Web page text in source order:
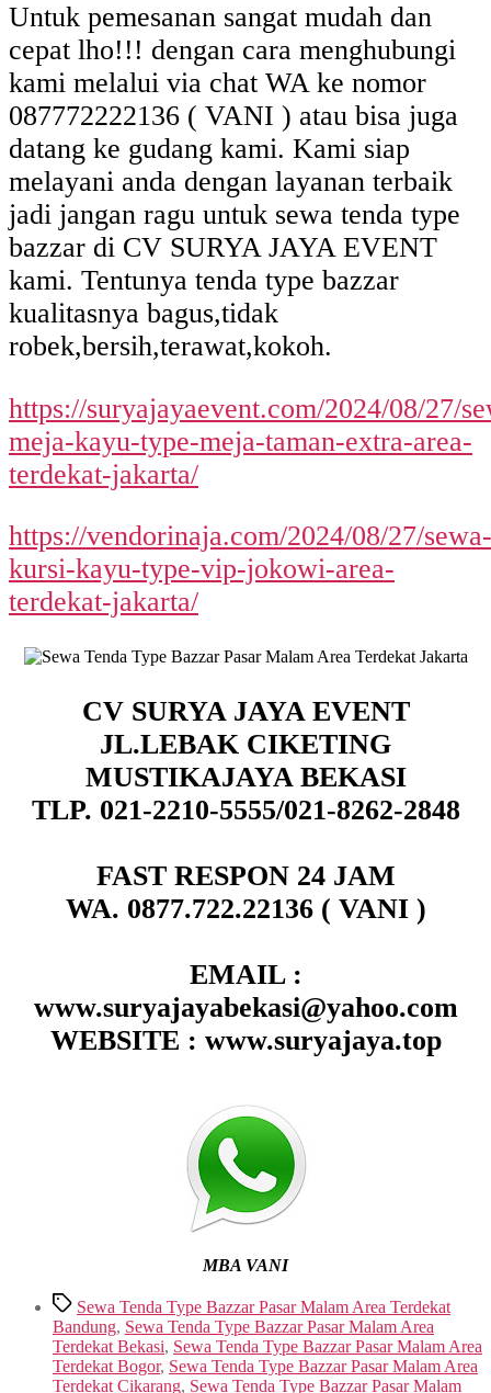
Untuk pemesanan sangat mudah dan
cepat lho!!! dengan cara menghubungi
kami melalui via chat WA ke nomor
087772222136 ( VANI ) atau bisa juga
datang ke gudang kami. Kami siap
melayani anda dengan layanan terbaik
jadi jangan ragu untuk sewa tenda type
bazzar di CV SURYA JAYA EVENT
kami. Tentunya tenda type bazzar
kualitasnya bagus,tidak
robek,bersih,terawat,kokoh.
https://suryajayaevent.com/2024/08/27/
meja-kayu-type-meja-taman-extra-area-
terdekat-jakarta/
https://vendorinaja.com/2024/08/27/sewa-
kursi-kayu-type-vip-jokowi-area-
terdekat-jakarta/
CV SURYA JAYA EVENT
JL.LEBAK CIKETING
MUSTIKAJAYA BEKASI
TLP. 021-2210-5555/021-8262-2848
FAST RESPON 24 JAM
WA. 0877.722.22136 ( VANI )
EMAIL :
www.suryajayabekasi@yahoo.com
WEBSITE : www.suryajaya.top
MBA VANI
TagsSewa Tenda Type Bazzar Pasar Malam Area Terdekat
Bandung, Sewa Tenda Type Bazzar Pasar Malam Area
Terdekat Bekasi, Sewa Tenda Type Bazzar Pasar Malam Area
Terdekat Bogor, Sewa Tenda Type Bazzar Pasar Malam Area
Terdekat Cikarang, Sewa Tenda Type Bazzar Pasar Malam